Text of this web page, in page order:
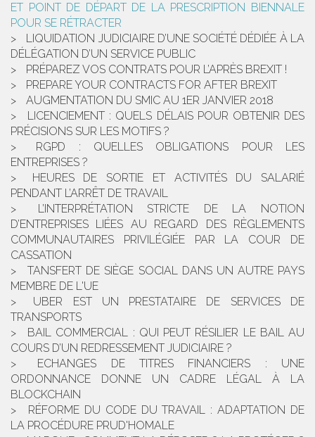
ET POINT DE DÉPART DE LA PRESCRIPTION BIENNALE
POUR SE RÉTRACTER
LIQUIDATION JUDICIAIRE D’UNE SOCIÉTÉ DÉDIÉE À LA
DÉLÉGATION D’UN SERVICE PUBLIC
PRÉPAREZ VOS CONTRATS POUR L’APRÈS BREXIT !
PREPARE YOUR CONTRACTS FOR AFTER BREXIT
AUGMENTATION DU SMIC AU 1ER JANVIER 2018
LICENCIEMENT : QUELS DÉLAIS POUR OBTENIR DES
PRÉCISIONS SUR LES MOTIFS ?
RGPD : QUELLES OBLIGATIONS POUR LES
ENTREPRISES ?
HEURES DE SORTIE ET ACTIVITÉS DU SALARIÉ
PENDANT L’ARRÊT DE TRAVAIL
L’INTERPRÉTATION STRICTE DE LA NOTION
D’ENTREPRISES LIÉES AU REGARD DES RÈGLEMENTS
COMMUNAUTAIRES PRIVILÉGIÉE PAR LA COUR DE
CASSATION
TANSFERT DE SIÈGE SOCIAL DANS UN AUTRE PAYS
MEMBRE DE L'UE
UBER EST UN PRESTATAIRE DE SERVICES DE
TRANSPORTS
BAIL COMMERCIAL : QUI PEUT RÉSILIER LE BAIL AU
COURS D’UN REDRESSEMENT JUDICIAIRE ?
ECHANGES DE TITRES FINANCIERS : UNE
ORDONNANCE DONNE UN CADRE LÉGAL À LA
BLOCKCHAIN
RÉFORME DU CODE DU TRAVAIL : ADAPTATION DE
LA PROCÉDURE PRUD'HOMALE